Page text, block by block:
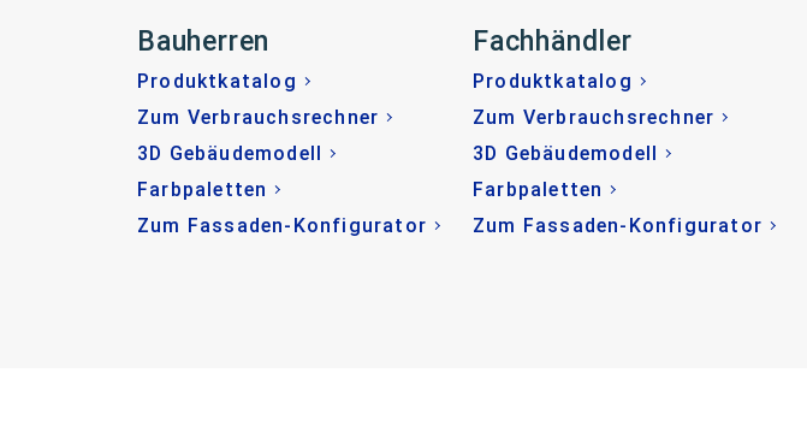
Bauherren
Produktkatalog
Zum Verbrauchsrechner
3D Gebäudemodell
Farbpaletten
Zum Fassaden-Konfigurator
Fachhändler
Produktkatalog
Zum Verbrauchsrechner
3D Gebäudemodell
Farbpaletten
Zum Fassaden-Konfigurator